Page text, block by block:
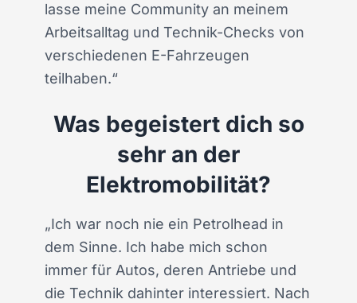
lasse meine Community an meinem
Arbeitsalltag und Technik-Checks von
verschiedenen E-Fahrzeugen
teilhaben.“
Was begeistert dich so
sehr an der
Elektromobilität?
„Ich war noch nie ein Petrolhead in
dem Sinne. Ich habe mich schon
immer für Autos, deren Antriebe und
die Technik dahinter interessiert. Nach